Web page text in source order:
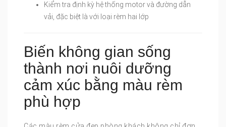
Kiểm tra định kỳ hệ thống motor và đường dẫn
vải, đặc biệt là với loại rèm hai lớp
Biến không gian sống
thành nơi nuôi dưỡng
cảm xúc bằng màu rèm
phù hợp